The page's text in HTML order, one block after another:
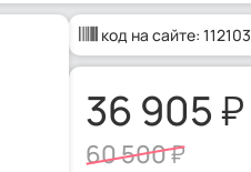
код на сайте: 112103
36 905
60 500